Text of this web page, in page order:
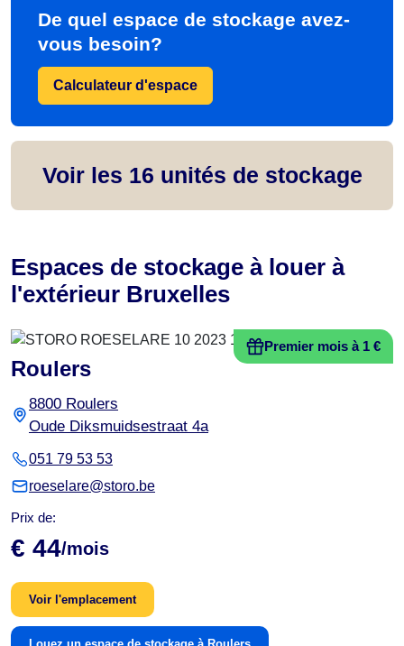
De quel espace de stockage avez-
vous besoin?
Calculateur d'espace
Voir les 16 unités de stockage
Espaces de stockage à louer à
l'extérieur Bruxelles
Premier mois à 1 €
Roulers
8800 Roulers
Oude Diksmuidsestraat 4a
051 79 53 53
roeselare@storo.be
Prix de:
€ 44/mois
Voir l'emplacement